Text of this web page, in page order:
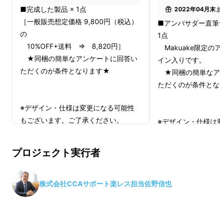
佐野：先生とは１０年以上に渡って「生体環境
健康関連事業を通じてお付き合いをさせていた
の人の意識が変わってきたように思うんですが
いかがでしょうか？
■完成した製品 × 1点
［一般販売想定価格 9,800円（税込）
の
10%OFF+送料 ⇒ 8,820円］
★同梱の簡単なアンケートに回答い
ただくのが条件となります★
※デザイン・仕様は変更になる可能性
もございます。ご了承ください。
す。
2022年04月末
■アンバサダー直
1点
Makuake限定の
イン入りです。
★同梱の簡単なア
ただくのが条件と
※デザイン・仕様は
プロジェクト実行者
株式会社CCAサポート楽レス担当佐野信也